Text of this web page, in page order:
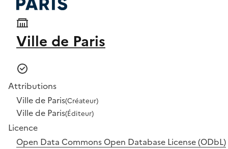
Ville de Paris
Attributions
Ville de Paris(Créateur)
Ville de Paris(Éditeur)
Licence
Open Data Commons Open Database License (ODbL)